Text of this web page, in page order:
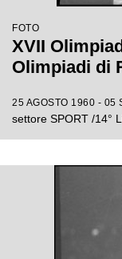
FOTO
XVII
Olimpiadi di
25 AGOSTO 1960 - 05
settore SPORT /14°